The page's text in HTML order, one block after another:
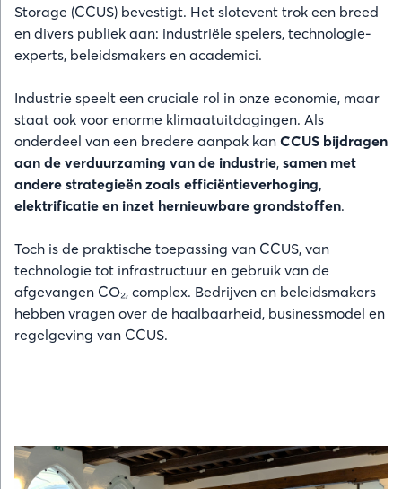
Storage (CCUS) bevestigt. Het slotevent trok een breed
en divers publiek aan: industriële spelers, technologie-
experts, beleidsmakers en academici.
Industrie speelt een cruciale rol in onze economie, maar
staat ook voor enorme klimaatuitdagingen. Als
onderdeel van een bredere aanpak kan CCUS bijdragen
aan de verduurzaming van de industrie, samen met
andere strategieën zoals efficiëntieverhoging,
elektrificatie en inzet hernieuwbare grondstoffen.
Toch is de praktische toepassing van CCUS, van
technologie tot infrastructuur en gebruik van de
afgevangen CO₂, complex. Bedrijven en beleidsmakers
hebben vragen over de haalbaarheid, businessmodel en
regelgeving van CCUS.
Afbeelding